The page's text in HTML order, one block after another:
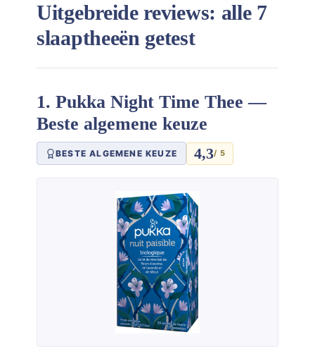
Uitgebreide reviews: alle 7
slaaptheeën getest
1. Pukka Night Time Thee —
Beste algemene keuze
BESTE ALGEMENE KEUZE 4,3/ 5